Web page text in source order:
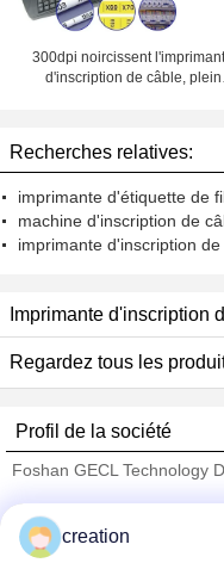
300dpi noircissent
d'inscription de câble, plein
Recherches relatives:
imprimante d'étiquette de
machine d'inscription de
imprimante d'inscription de
Imprimante d'inscription
Regardez tous les
Profil de la société
Foshan GECL Technology
Trust Seal
creation